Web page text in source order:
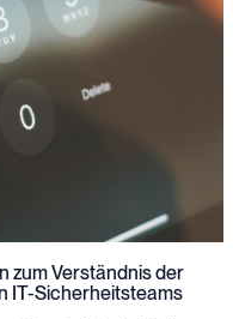
zum Verständnis der
IT-Sicherheitsteams